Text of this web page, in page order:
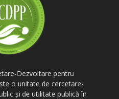
Dezvoltare pentru
o unitate de cercetare-
și de utilitate publică în